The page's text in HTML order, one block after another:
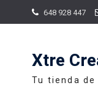
648 928 447
Xtre
Tu tienda de